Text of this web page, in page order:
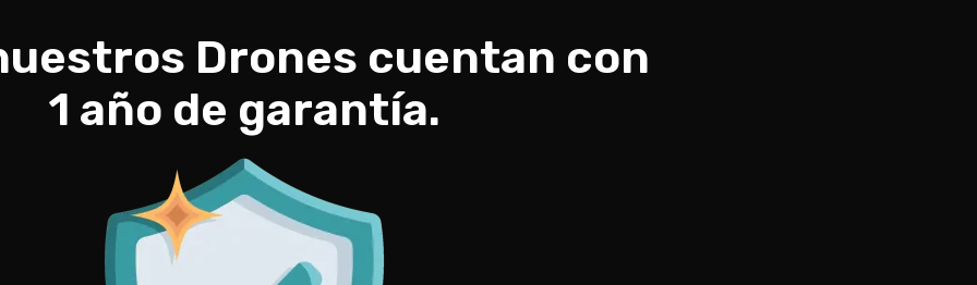
Drones cuentan con
1 año de garantía.